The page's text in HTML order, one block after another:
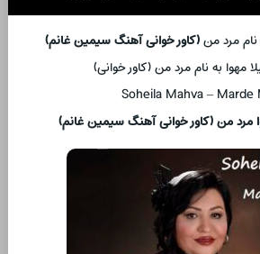
نام مرد من(کاور خوانی آهنگ سیمین غانم)
مهوا به نام مرد من (کاور خوانی)
Soheila Mahva – Marde
مرد من (کاور خوانی آهنگ سیمین غانم)